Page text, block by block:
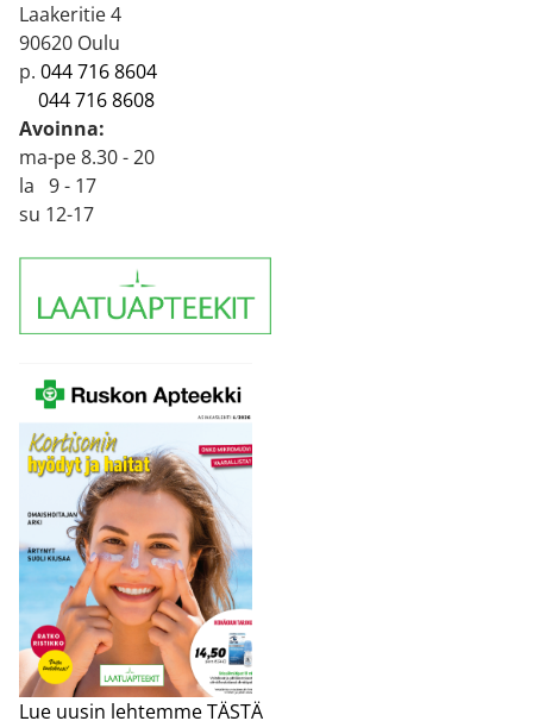
Laakeritie 4
90620 Oulu
p. 044 716 8604
044 716 8608
Avoinna:
ma-pe 8.30 - 20
la 9 - 17
su 12-17
Lue uusin lehtemme TÄSTÄ